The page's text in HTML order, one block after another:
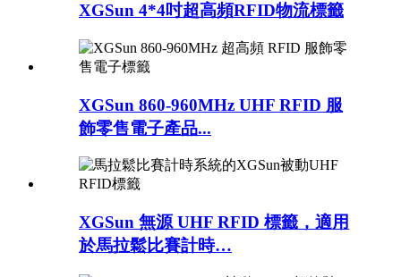
XGSun 4*4吋超高頻RFID物流標籤
XGSun 860-960MHz UHF RFID 服
飾零售電子產品...
XGSun 無源 UHF RFID 標籤，適用
於馬拉鬆比賽計時…